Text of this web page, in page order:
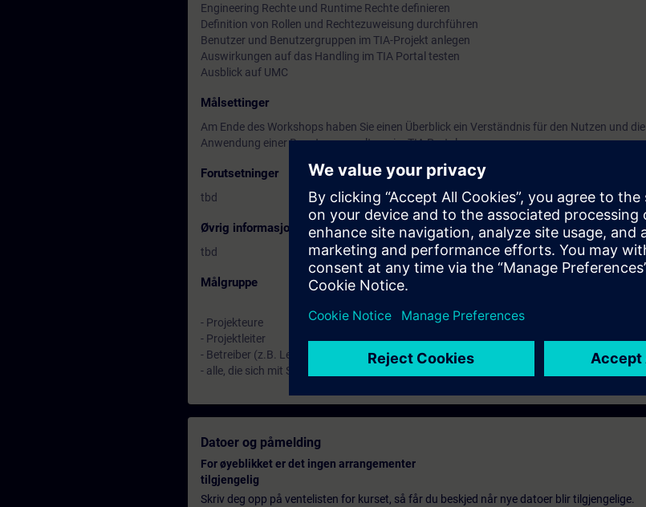
Engineering Rechte und Runtime Rechte definieren
Definition von Rollen und Rechtezuweisung durchführen
Benutzer und Benutzergruppen im TIA-Projekt anlegen
Auswirkungen auf das Handling im TIA Portal testen
Ausblick auf UMC
Målsettinger
Am Ende des Workshops haben Sie einen Überblick ein Verständnis für den Nutzen und die
Anwendung einer Benutzerverwaltung im TIA Portal.
Forutsetninger
tbd
Øvrig informasjon
tbd
Målgruppe
- Projekteure
- Projektleiter
- Betreiber (z.B. Leitung Instandhaltung)
- alle, die sich mit Security im Maschinen- und Anlagenbau beschäftigen
Datoer og påmelding
For øyeblikket er det ingen arrangementer
tilgjengelig
Skriv deg opp på ventelisten for kurset, så får du beskjed når nye datoer blir tilgjengelige.